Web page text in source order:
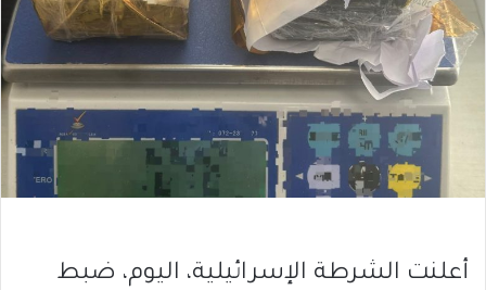
أعلنت الشرطة الإسرائيلية، اليوم، ضبط